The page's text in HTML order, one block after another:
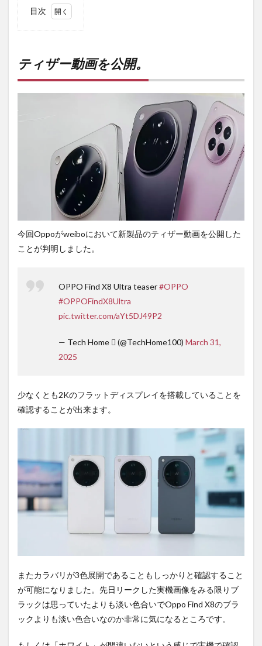
目次
動画
を公
開。
購入
す
め！
ティザー動画を公開。
今回Oppoがweiboにおいて新製品のティザー動画を公開した
ことが判明しました。
OPPO Find X8 Ultra teaser#OPPO
#OPPOFindX8Ultra
pic.twitter.com/aYt5DJ49P2
— Tech Home  (@TechHome100) March 31,
2025
少なくとも2Kのフラットディスプレイを搭載していることを
確認することが出来ます。
またカラバリが3色展開であることもしっかりと確認すること
が可能になりました。先日リークした実機画像をみる限りブ
ラックは思っていたよりも淡い色合いでOppo Find X8のブラ
ックよりも淡い色合いなのか非常に気になるところです。